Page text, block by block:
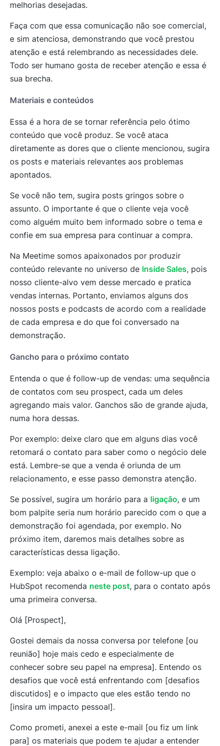
melhorias desejadas.
Faça com que essa comunicação não soe comercial,
e sim atenciosa, demonstrando que você prestou
atenção e está relembrando as necessidades dele.
Todo ser humano gosta de receber atenção e essa é
sua brecha.
Materiais e conteúdos
Essa é a hora de se tornar referência pelo ótimo
conteúdo que você produz. Se você ataca
diretamente as dores que o cliente mencionou, sugira
os posts e materiais relevantes aos problemas
apontados.
Se você não tem, sugira posts gringos sobre o
assunto. O importante é que o cliente veja você
como alguém muito bem informado sobre o tema e
confie em sua empresa para continuar a compra.
Na Meetime somos apaixonados por produzir
conteúdo relevante no universo de Inside Sales, pois
nosso cliente-alvo vem desse mercado e pratica
vendas internas. Portanto, enviamos alguns dos
nossos posts e podcasts de acordo com a realidade
de cada empresa e do que foi conversado na
demonstração.
Gancho para o próximo contato
Entenda o que é follow-up de vendas: uma sequência
de contatos com seu prospect, cada um deles
agregando mais valor. Ganchos são de grande ajuda,
numa hora dessas.
Por exemplo: deixe claro que em alguns dias você
retomará o contato para saber como o negócio dele
está. Lembre-se que a venda é oriunda de um
relacionamento, e esse passo demonstra atenção.
Se possível, sugira um horário para a ligação, e um
bom palpite seria num horário parecido com o que a
demonstração foi agendada, por exemplo. No
próximo item, daremos mais detalhes sobre as
características dessa ligação.
Exemplo: veja abaixo o e-mail de follow-up que o
HubSpot recomenda neste post, para o contato após
uma primeira conversa.
Olá [Prospect],
Gostei demais da nossa conversa por telefone [ou
reunião] hoje mais cedo e especialmente de
conhecer sobre seu papel na empresa]. Entendo os
desafios que você está enfrentando com [desafios
discutidos] e o impacto que eles estão tendo no
[insira um impacto pessoal].
Como prometi, anexei a este e-mail [ou fiz um link
para] os materiais que podem te ajudar a entender